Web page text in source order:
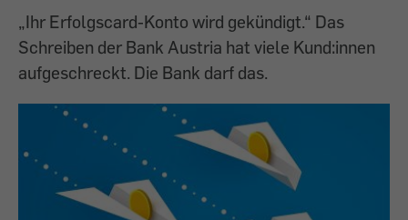
„Ihr Erfolgscard-Konto wird gekündigt.“ Das
Schreiben der Bank Austria hat viele Kund:innen
aufgeschreckt. Die Bank darf das.